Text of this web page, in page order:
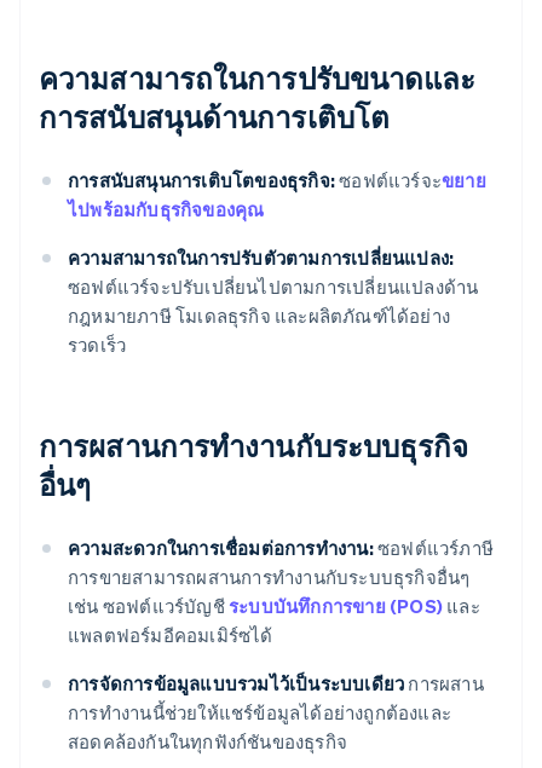
ความสามารถในการปรับขนาดและ
การสนับสนุนด้านการเติบโต
การสนับสนุนการเติบโตของธุรกิจ:ซอฟต์แวร์จะขยาย
ไปพร้อมกับธุรกิจของคุณ
ความสามารถในการปรับตัวตามการเปลี่ยนแปลง:
ซอฟต์แวร์จะปรับเปลี่ยนไปตามการเปลี่ยนแปลงด้าน
กฎหมายภาษี โมเดลธุรกิจ และผลิตภัณฑ์ได้อย่าง
รวดเร็ว
การผสานการทํางานกับระบบธุรกิจ
อื่นๆ
ความสะดวกในการเชื่อมต่อการทํางาน:ซอฟต์แวร์ภาษี
การขายสามารถผสานการทํางานกับระบบธุรกิจอื่นๆ
เช่น ซอฟต์แวร์บัญชีระบบบันทึกการขาย (POS) และ
แพลตฟอร์มอีคอมเมิร์ซได้
การจัดการข้อมูลแบบรวมไว้เป็นระบบเดียว การผสาน
การทํางานนี้ช่วยให้แชร์ข้อมูลได้อย่างถูกต้องและ
สอดคล้องกันในทุกฟังก์ชันของธุรกิจ